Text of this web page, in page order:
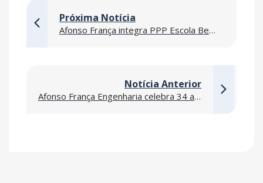
Próxima Notícia
Afonso França integra PPP Escola Bem-Cuidada para modernização da rede municipal de ensino de Porto Alegre
Notícia Anterior
Afonso França Engenharia celebra 34 anos de história, legado e visão de futuro